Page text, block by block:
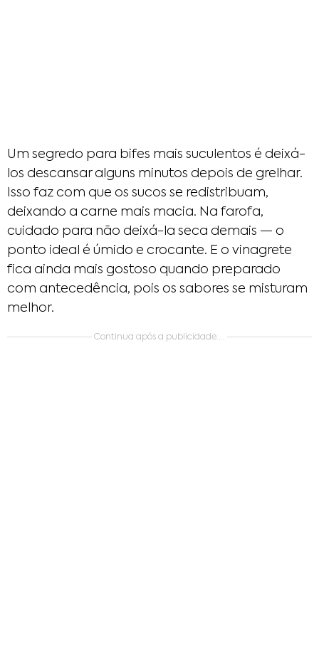
Um segredo para bifes mais suculentos é deixá-
los descansar alguns minutos depois de grelhar.
Isso faz com que os sucos se redistribuam,
deixando a carne mais macia. Na farofa,
cuidado para não deixá-la seca demais — o
ponto ideal é úmido e crocante. E o vinagrete
fica ainda mais gostoso quando preparado
com antecedência, pois os sabores se misturam
melhor.
Continua após a publicidade....